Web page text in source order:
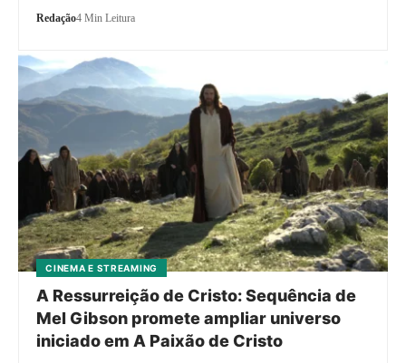
Redação4 Min Leitura
CINEMA E STREAMING
A Ressurreição de Cristo: Sequência de
Mel Gibson promete ampliar universo
iniciado em A Paixão de Cristo